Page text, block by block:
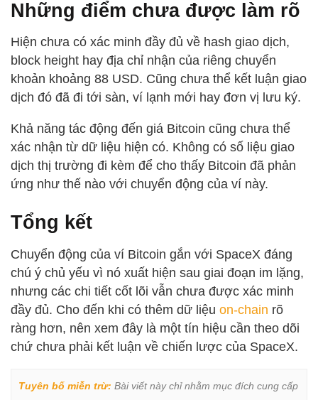
Những điểm chưa được làm rõ
Hiện chưa có xác minh đầy đủ về hash giao dịch,
block height hay địa chỉ nhận của riêng chuyển
khoản khoảng 88 USD. Cũng chưa thể kết luận giao
dịch đó đã đi tới sàn, ví lạnh mới hay đơn vị lưu ký.
Khả năng tác động đến giá Bitcoin cũng chưa thể
xác nhận từ dữ liệu hiện có. Không có số liệu giao
dịch thị trường đi kèm để cho thấy Bitcoin đã phản
ứng như thế nào với chuyển động của ví này.
Tổng kết
Chuyển động của ví Bitcoin gắn với SpaceX đáng
chú ý chủ yếu vì nó xuất hiện sau giai đoạn im lặng,
nhưng các chi tiết cốt lõi vẫn chưa được xác minh
đầy đủ. Cho đến khi có thêm dữ liệu on-chain rõ
ràng hơn, nên xem đây là một tín hiệu cần theo dõi
chứ chưa phải kết luận về chiến lược của SpaceX.
Tuyên bố miễn trừ: Bài viết này chỉ nhằm mục đích cung cấp